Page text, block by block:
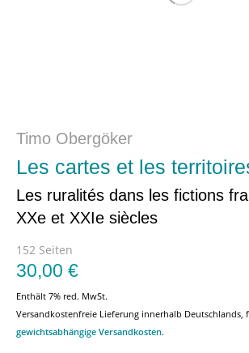
Timo Obergöker
Les cartes et les
Les ruralités dans les fictions
XXe et XXIe siècles
152 Seiten
30,00 €
Enthält 7% red. MwSt.
Versandkostenfreie Lieferung innerhalb Deutschlands,
gewichtsabhängige Versandkosten.